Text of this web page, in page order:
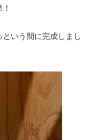
いう間に完成しまし